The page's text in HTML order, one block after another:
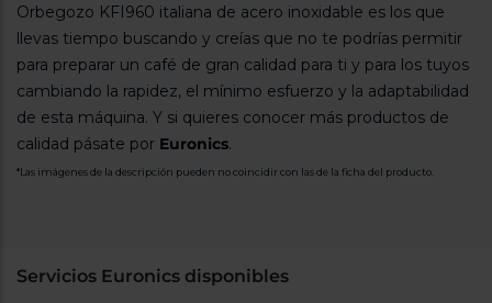
Orbegozo KFI960 italiana de acero inoxidable es los que
llevas tiempo buscando y creías que no te podrías permitir
para preparar un café de gran calidad para ti y para los tuyos
cambiando la rapidez, el mínimo esfuerzo y la adaptabilidad
de esta máquina. Y si quieres conocer más productos de
calidad pásate por Euronics.
*Las imágenes de la descripción pueden no coincidir con las de la ficha del producto.
Servicios Euronics disponibles